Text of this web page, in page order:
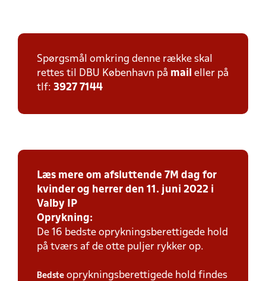
Spørgsmål omkring denne række skal
rettes til DBU København på mail eller på
tlf: 3927 7144
Læs mere om afsluttende 7M dag for
kvinder og herrer den 11. juni 2022 i
Valby IP
Oprykning:
De 16 bedste oprykningsberettigede hold
på tværs af de otte puljer rykker op.
Bedste oprykningsberettigede hold findes